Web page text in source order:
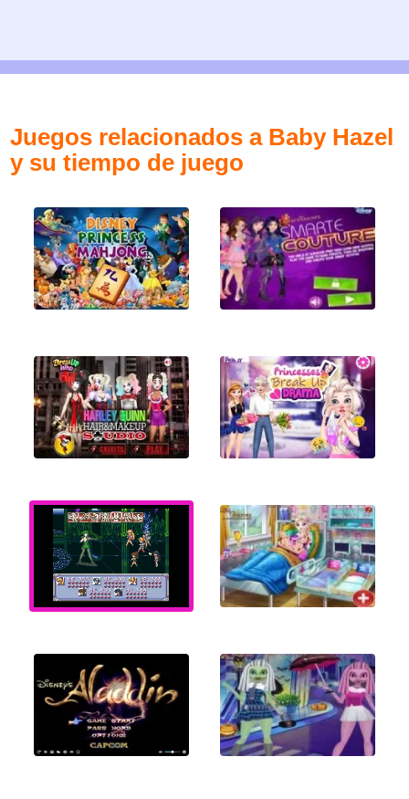
Juegos relacionados a Baby Hazel
y su tiempo de juego